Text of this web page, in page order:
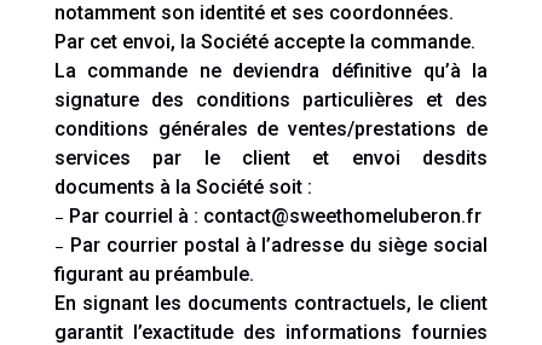
notamment son identité et ses coordonnées.
Par cet envoi, la Société accepte la commande.
La commande ne deviendra définitive qu’à la
signature des conditions particulières et des
conditions générales de ventes/prestations de
services par le client et envoi desdits
documents à la Société soit :
– Par courriel à : contact@sweethomeluberon.fr
– Par courrier postal à l’adresse du siège social
figurant au préambule.
En signant les documents contractuels, le client
garantit l’exactitude des informations fournies